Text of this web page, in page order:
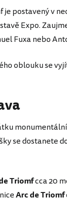
postavený v
Expo.
Fuxa nebo
oblouku se
se dostanete
Triomfcca 20
Arc de Triomf